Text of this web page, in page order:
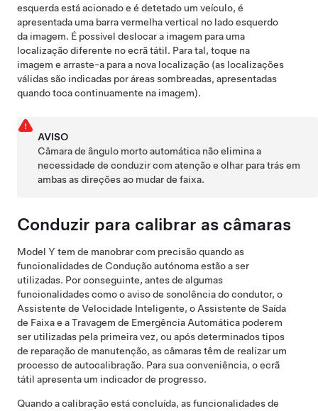
esquerda está acionado e é detetado um veículo, é
apresentada uma barra vermelha vertical no lado esquerdo
da imagem. É possível deslocar a imagem para uma
localização diferente no ecrã tátil. Para tal, toque na
imagem e arraste-a para a nova localização (as localizações
válidas são indicadas por áreas sombreadas, apresentadas
quando toca continuamente na imagem).
AVISO
Câmara de ângulo morto automática não elimina a
necessidade de conduzir com atenção e olhar para trás em
ambas as direções ao mudar de faixa.
Conduzir para calibrar as câmaras
Model Y tem de manobrar com precisão quando as
funcionalidades de Condução autónomaestão a ser
utilizadas. Por conseguinte, antes de algumas
funcionalidades como oaviso de sonolência do condutor, o
Assistente de Velocidade Inteligente, o Assistente de Saída
de Faixa e a Travagem de Emergência Automática poderem
ser utilizadas pela primeira vez, ou após determinados tipos
de reparação de manutenção, as câmaras têm de realizar um
processo de autocalibração. Para sua conveniência, oecrã
tátil apresenta um indicador de progresso.
Quando a calibração está concluída, as funcionalidades de